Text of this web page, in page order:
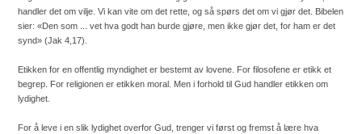
handler det om vilje. Vi kan vite om det rette, og så spørs det om vi gjør det. Bibelen
sier: «Den som ... vet hva godt han burde gjøre, men ikke gjør det, for ham er det
synd» (Jak 4,17).
Etikken for en offentlig myndighet er bestemt av lovene. For filosofene er etikk et
begrep. For religionen er etikken moral. Men i forhold til Gud handler etikken om
lydighet.
For å leve i en slik lydighet overfor Gud, trenger vi først og fremst å lære hva